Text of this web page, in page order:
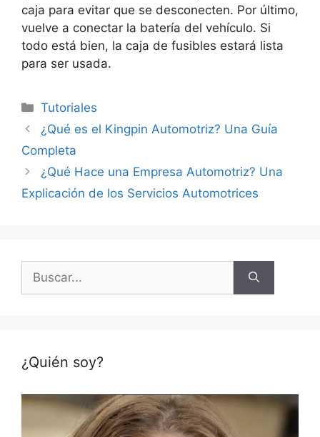
caja para evitar que se desconecten. Por último,
vuelve a conectar la batería del vehículo. Si
todo está bien, la caja de fusibles estará lista
para ser usada.
Categorías
Tutoriales
¿Qué es el Kingpin Automotriz? Una Guía
Completa
¿Qué Hace una Empresa Automotriz? Una
Explicación de los Servicios Automotrices
¿Quién soy?